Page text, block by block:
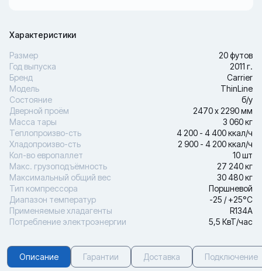
Характеристики
Размер
20 футов
Год выпуска
2011 г.
Бренд
Carrier
Модель
ThinLine
Состояние
б/у
Дверной проём
2470 х 2290 мм
Масса тары
3 060 кг
Теплопроизво-сть
4 200 - 4 400 ккал/ч
Хладопроизво-сть
2 900 - 4 200 ккал/ч
Кол-во европаллет
10 шт
Макс. грузоподъёмность
27 240 кг
Максимальный общий вес
30 480 кг
Тип компрессора
Поршневой
Диапазон температур
-25 / +25°С
Применяемые хладагенты
R134A
Потребление электроэнергии
5,5 КвТ/час
Описание Гарантии Доставка Подключение